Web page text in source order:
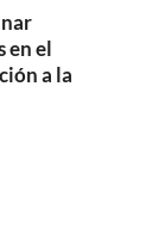
en el
a la